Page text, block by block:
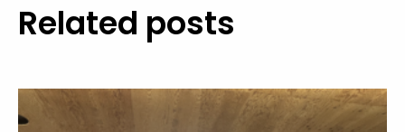
シ
ン
Related posts